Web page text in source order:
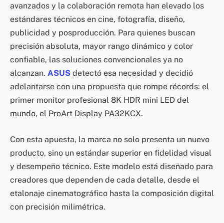
avanzados y la colaboración remota han elevado los
estándares técnicos en cine, fotografía, diseño,
publicidad y posproducción. Para quienes buscan
precisión absoluta, mayor rango dinámico y color
confiable, las soluciones convencionales ya no
alcanzan. ASUS detectó esa necesidad y decidió
adelantarse con una propuesta que rompe récords: el
primer monitor profesional 8K HDR mini LED del
mundo, el ProArt Display PA32KCX.
Con esta apuesta, la marca no solo presenta un nuevo
producto, sino un estándar superior en fidelidad visual
y desempeño técnico. Este modelo está diseñado para
creadores que dependen de cada detalle, desde el
etalonaje cinematográfico hasta la composición digital
con precisión milimétrica.